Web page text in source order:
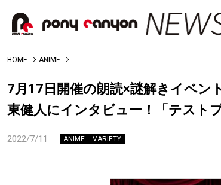
HOME ANIME
7月17日開催の朗読×謎解きイベン
東健人にインタビュー！「テスト
2022/7/11 ANIME VARIETY